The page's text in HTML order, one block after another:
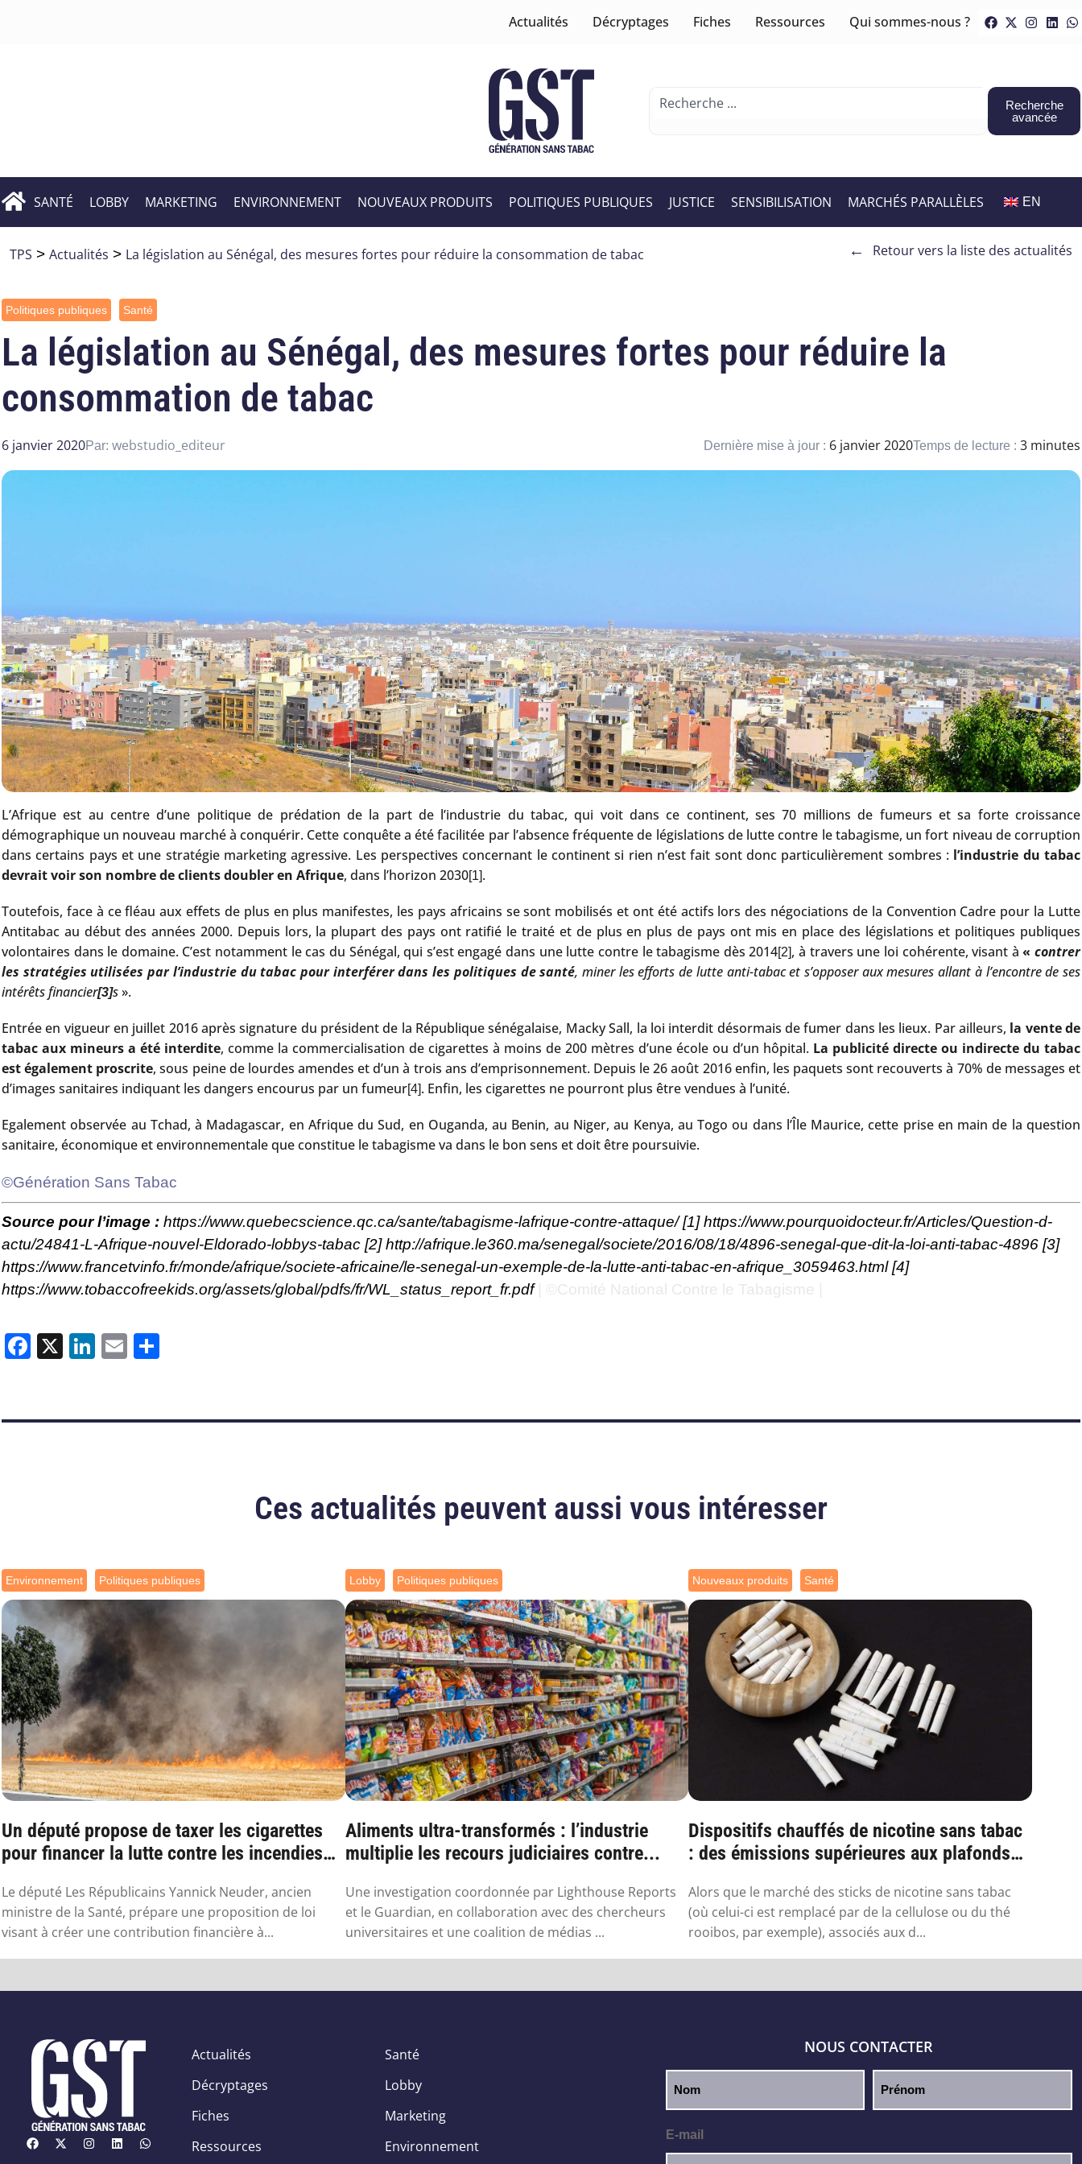
Actualités Décryptages Fiches Ressources Qui sommes-nous ?
Recherche
avancée
SANTÉ LOBBY MARKETING ENVIRONNEMENT NOUVEAUX PRODUITS POLITIQUES PUBLIQUES JUSTICE SENSIBILISATION MARCHÉS PARALLÈLES EN
TPS > Actualités > La législation au Sénégal, des mesures fortes pour réduire la consommation de tabac ← Retour vers la liste des actualités
Politiques publiques Santé
La législation au Sénégal, des mesures fortes pour réduire la
consommation de tabac
6 janvier 2020Par: webstudio_editeur Dernière mise à jour : 6 janvier 2020Temps de lecture : 3 minutes
L’Afrique est au centre d’une politique de prédation de la part de l’industrie du tabac, qui voit dans ce continent, ses 70 millions de fumeurs et sa forte croissance
démographique un nouveau marché à conquérir. Cette conquête a été facilitée par l’absence fréquente de législations de lutte contre le tabagisme, un fort niveau de corruption
dans certains pays et une stratégie marketing agressive. Les perspectives concernant le continent si rien n’est fait sont donc particulièrement sombres : l’industrie du tabac
devrait voir son nombre de clients doubler en Afrique, dans l’horizon 2030[1].
Toutefois, face à ce fléau aux effets de plus en plus manifestes, les pays africains se sont mobilisés et ont été actifs lors des négociations de la Convention Cadre pour la Lutte
Antitabac au début des années 2000. Depuis lors, la plupart des pays ont ratifié le traité et de plus en plus de pays ont mis en place des législations et politiques publiques
volontaires dans le domaine. C’est notamment le cas du Sénégal, qui s’est engagé dans une lutte contre le tabagisme dès 2014[2], à travers une loi cohérente, visant à«contrer
les stratégies utilisées par l’industrie du tabac pour interférer dans les politiques de santé, miner les efforts de lutte anti-tabac et s’opposer aux mesures allant à l’encontre de ses
intérêts financier[3]s».
Entrée en vigueur en juillet 2016 après signature du président de la République sénégalaise, Macky Sall, la loi interdit désormais de fumer dans les lieux. Par ailleurs, la vente de
tabac aux mineurs a été interdite, comme la commercialisation de cigarettes à moins de 200 mètres d’une école ou d’un hôpital. La publicité directe ou indirecte du tabac
est également proscrite, sous peine de lourdes amendes et d’un à trois ans d’emprisonnement. Depuis le 26 août 2016 enfin, les paquets sont recouverts à 70% de messages et
d’images sanitaires indiquant les dangers encourus par un fumeur[4]. Enfin, les cigarettes ne pourront plus être vendues à l’unité.
Egalement observée au Tchad, à Madagascar, en Afrique du Sud, en Ouganda, au Benin, au Niger, au Kenya, au Togo ou dans l’Île Maurice, cette prise en main de la question
sanitaire, économique et environnementale que constitue le tabagisme va dans le bon sens et doit être poursuivie.
©Génération Sans Tabac
Source pour l’image : https://www.quebecscience.qc.ca/sante/tabagisme-lafrique-contre-attaque/ [1] https://www.pourquoidocteur.fr/Articles/Question-d-
actu/24841-L-Afrique-nouvel-Eldorado-lobbys-tabac [2] http://afrique.le360.ma/senegal/societe/2016/08/18/4896-senegal-que-dit-la-loi-anti-tabac-4896 [3]
https://www.francetvinfo.fr/monde/afrique/societe-africaine/le-senegal-un-exemple-de-la-lutte-anti-tabac-en-afrique_3059463.html [4]
https://www.tobaccofreekids.org/assets/global/pdfs/fr/WL_status_report_fr.pdf
Facebook
X LinkedIn
Email
Ces actualités peuvent aussi vous intéresser
Environnement Politiques publiques
Un député propose de taxer les cigarettes
pour financer la lutte contre les incendies
Le député Les Républicains Yannick Neuder, ancien
ministre de la Santé, prépare une proposition de loi
visant à créer une contribution financière à...
Lobby Politiques publiques
Aliments ultra-transformés : l’industrie
multiplie les recours judiciaires contre...
Une investigation coordonnée par Lighthouse Reports
et le Guardian, en collaboration avec des chercheurs
universitaires et une coalition de médias ...
Nouveaux produits Santé
Dispositifs chauffés de nicotine sans tabac
: des émissions supérieures aux plafonds
Alors que le marché des sticks de nicotine sans tabac
(où celui-ci est remplacé par de la cellulose ou du thé
rooibos, par exemple), associés aux d...
Actualités
Décryptages
Fiches
Ressources
Santé
Lobby
Marketing
Environnement
NOUS CONTACTER
E-mail